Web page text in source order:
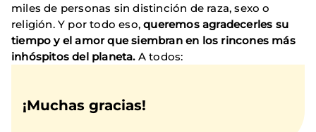
miles de personas sin distinción de raza, sexo o
religión. Y por todo eso,queremos agradecerles su
tiempo y el amor que siembran en los rincones más
inhóspitos del planeta.A todos:
¡Muchas gracias!